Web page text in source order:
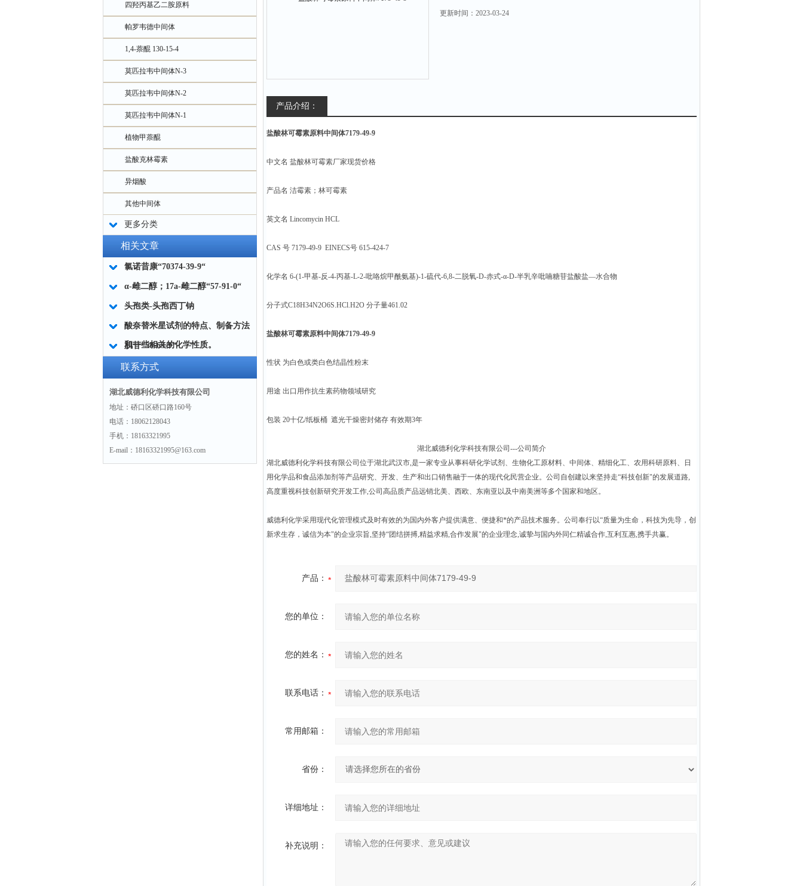
四羟丙基乙二胺原料
帕罗韦德中间体
1,4-萘醌 130-15-4
莫匹拉韦中间体N-3
莫匹拉韦中间体N-2
莫匹拉韦中间体N-1
植物甲萘醌
盐酸克林霉素
异烟酸
其他中间体
更多分类
相关文章
氯诺昔康“70374-39-9“
α-雌二醇；17a-雌二醇“57-91-0“
头孢类-头孢西丁钠
酸奈替米星试剂的特点、制备方法
和一些相关的化学性质。
肌苷“58-63-9“
联系方式
湖北威德利化学科技有限公司
地址：硚口区硚口路160号
电话：18062128043
手机：18163321995
E-mail：18163321995@163.com
盐酸林可霉素原料中间体7179-49-9
更新时间： 2023-03-24
产品介绍：
盐酸林可霉素原料中间体7179-49-9
中文名 盐酸林可霉素厂家现货价格
产品名 洁霉素；林可霉素
英文名 Lincomycin HCL
CAS 号 7179-49-9 EINECS号 615-424-7
化学名 6-(1-甲基-反-4-丙基-L-2-吡咯烷甲酰氨基)-1-硫代-6,8-二脱氧-D-赤式-α-D-半乳辛吡喃糖苷盐酸盐—水合物
分子式C18H34N2O6S.HCl.H2O 分子量461.02
盐酸林可霉素原料中间体7179-49-9
性状 为白色或类白色结晶性粉末
用途 出口用作抗生素药物领域研究
包装 20十亿/纸板桶 遮光干燥密封储存 有效期3年
湖北威德利化学科技有限公司---公司简介
湖北威德利化学科技有限公司位于湖北武汉市,是一家专业从事科研化学试剂、生物化工原材料、中间体、精细化工、农用科研原料、日
用化学品和食品添加剂等产品研究、开发、生产和出口销售融于一体的现代化民营企业。公司自创建以来坚持走“科技创新"的发展道路,
高度重视科技创新研究开发工作,公司高品质产品远销北美、西欧、东南亚以及中南美洲等多个国家和地区。
威德利化学采用现代化管理模式及时有效的为国内外客户提供满意、便捷和*的产品技术服务。公司奉行以“质量为生命，科技为先导，创
新求生存，诚信为本"的企业宗旨,坚持“团结拼搏,精益求精,合作发展"的企业理念,诚挚与国内外同仁精诚合作,互利互惠,携手共赢。
产品：
您的单位：
您的姓名：
联系电话：
常用邮箱：
省份：
详细地址：
补充说明：